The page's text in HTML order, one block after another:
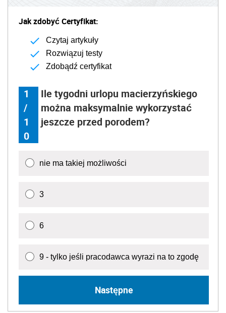
Jak zdobyć Certyfikat:
Czytaj artykuły
Rozwiązuj testy
Zdobądź certyfikat
1
/
1
0
Ile tygodni urlopu macierzyńskiego
można maksymalnie wykorzystać
jeszcze przed porodem?
nie ma takiej możliwości
3
6
9 - tylko jeśli pracodawca wyrazi na to zgodę
Następne